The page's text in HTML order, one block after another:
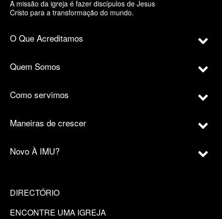
A missão da igreja é fazer discípulos de Jesus
Cristo para a transformação do mundo.
O Que Acreditamos
Quem Somos
Como servimos
Maneiras de crescer
Novo À IMU?
DIRECTÓRIO
ENCONTRE UMA IGREJA